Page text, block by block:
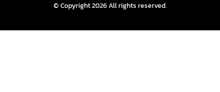
© Copyright 2026 All rights reserved.